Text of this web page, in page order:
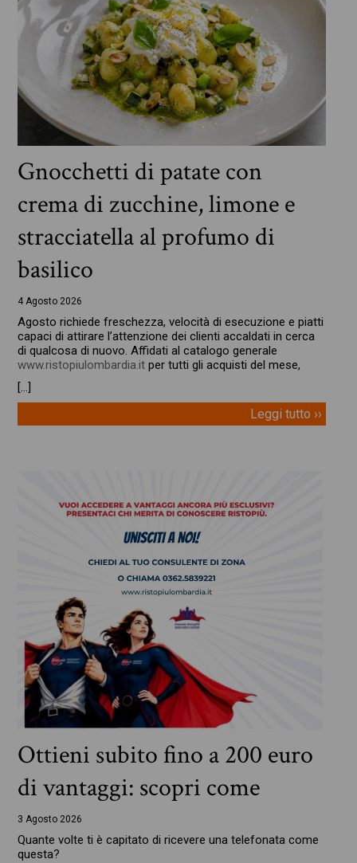
Gnocchetti di patate con
crema di zucchine, limone e
stracciatella al profumo di
basilico
4 Agosto 2026
Agosto richiede freschezza, velocità di esecuzione e piatti
capaci di attirare l’attenzione dei clienti accaldati in cerca
di qualcosa di nuovo. Affidati al catalogo generale
www.ristopiulombardia.itper tutti gli acquisti del mese,
[…]
Leggi tutto ››
Ottieni subito fino a 200 euro
di vantaggi: scopri come
3 Agosto 2026
Quante volte ti è capitato di ricevere una telefonata come
questa?